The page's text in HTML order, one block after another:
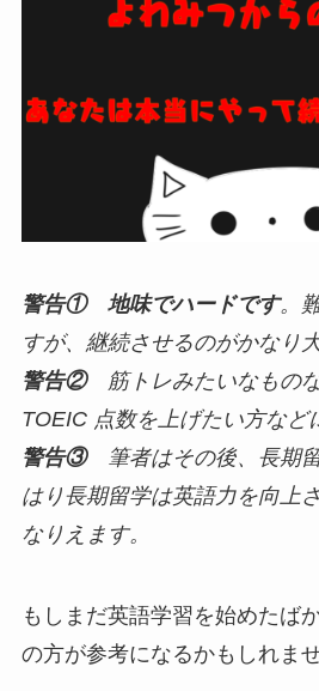
警告① 地味でハードです。
すが、継続させるのがかなり
警告②筋トレみたいなもの
TOEIC 点数を上げたい方など
警告③筆者はその後、長期
はり長期留学は英語力を向上
なりえます。
もしまだ英語学習を始めたば
の方が参考になるかもしれませ